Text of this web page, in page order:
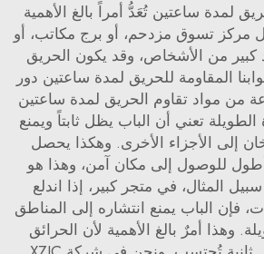
لمدة ساعتين تُعَدُّ أمراً بالغ الأهمية
مركز تسوق مزدحم، أو برج مكاتب، أو
من الأشخاص، وقد يكون الحريق
المقاومة للحريق لمدة ساعتين دور
من مواد تقاوم الحريق لمدة ساعتين
تعني أن الباب يظل ثابتاً ويمنع
إلى الأجزاء الأخرى. وهكذا يحصل
للوصول إلى مكان آمن، وهذا هو
المثال، في متجر كبير، إذا اندلع
فإن الباب يمنع انتشاره إلى المناطق
وهذا أمرٌ بالغ الأهمية لأن الحرائق